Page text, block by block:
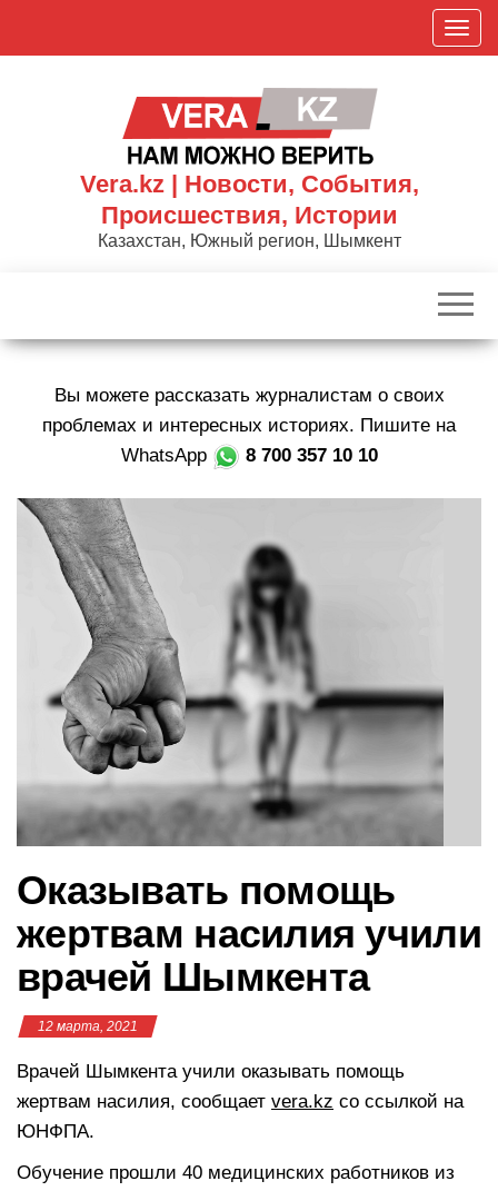
П
о
к
р
Vera.kz | Новости, События,
Происшествия, Истории
Казахстан, Южный регион, Шымкент
Вы можете рассказать журналистам о своих
проблемах и интересных историях. Пишите на
WhatsApp
8 700 357 10 10
Оказывать помощь
жертвам насилия учили
врачей Шымкента
12 марта, 2021
Врачей Шымкента учили оказывать помощь
жертвам насилия, сообщает vera.kz со ссылкой на
ЮНФПА.
Обучение прошли 40 медицинских работников из